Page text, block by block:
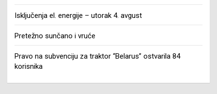
Isključenja el. energije – utorak 4. avgust
Pretežno sunčano i vruće
Pravo na subvenciju za traktor “Belarus” ostvarila 84
korisnika